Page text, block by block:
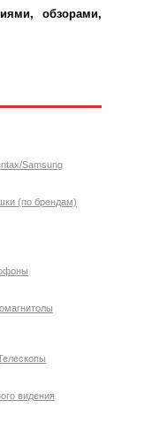
обзорами,
Samsung
(по брендам)
видения